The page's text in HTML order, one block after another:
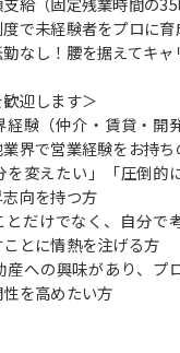
で未経験者をプロに育
なし！腰を据えてキャ
迎します＞
経験（仲介・賃貸・開
界で営業経験をお持ち
を変えたい」「圧倒的
向を持つ方
とだけでなく、自分で
とに情熱を注げる方
産への興味があり、プ
を高めたい方